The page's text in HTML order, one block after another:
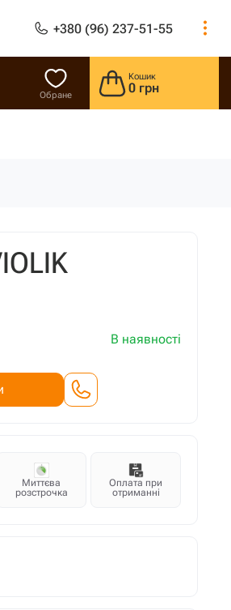
+380 (96) 237-51-55
Обране
Кошик
0 грн
В наявності
Миттєва
розстрочка
Оплата при
отриманні